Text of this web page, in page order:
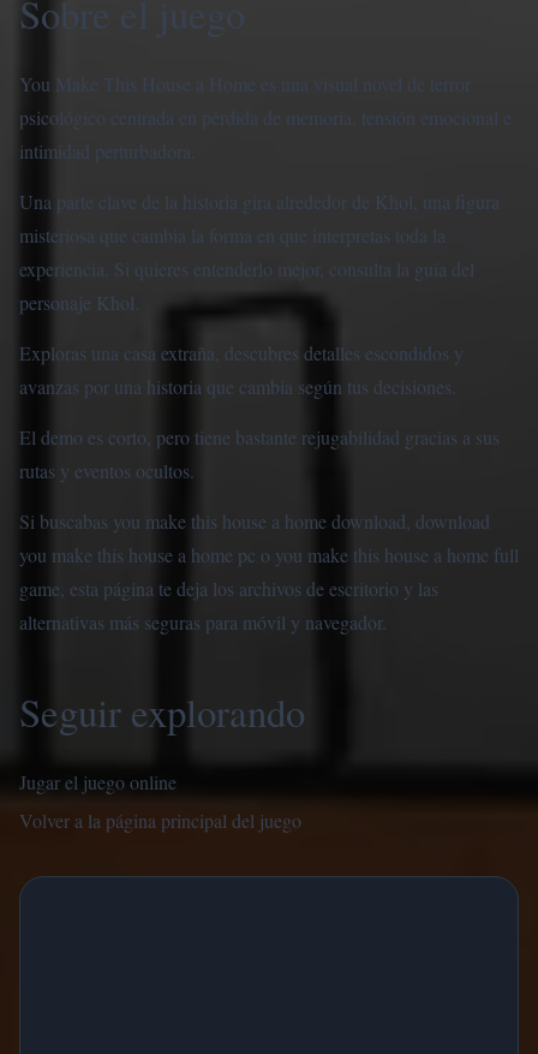
Sobre el juego
You Make This House a Home es una visual novel de terror
psicológico centrada en pérdida de memoria, tensión emocional e
intimidad perturbadora.
Una parte clave de la historia gira alrededor de Khol, una figura
misteriosa que cambia la forma en que interpretas toda la
experiencia. Si quieres entenderlo mejor, consulta la guía del
personaje Khol
Exploras una casa extraña, descubres detalles escondidos y
avanzas por una historia que cambia según tus decisiones.
El demo es corto, pero tiene bastante rejugabilidad gracias a sus
rutas y eventos ocultos.
Si buscabas you make this house a home download, download
you make this house a home pc o you make this house a home full
game, esta página te deja los archivos de escritorio y las
alternativas más seguras para móvil y navegador.
Seguir explorando
Jugar el juego online
Volver a la página principal del juego